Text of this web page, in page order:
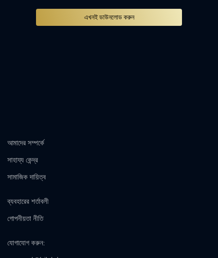
এখনই ডাউনলোড করুন
আমাদের সম্পর্কে
সাহায্য কেন্দ্র
সামাজিক দায়িত্ব
ব্যবহারের শর্তাবলী
গোপনীয়তা নীতি
যোগাযোগ করুন: